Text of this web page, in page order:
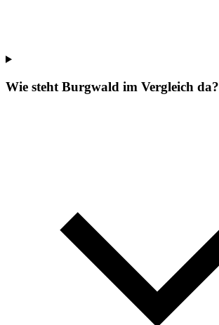
Wie steht Burgwald im Vergleich da?